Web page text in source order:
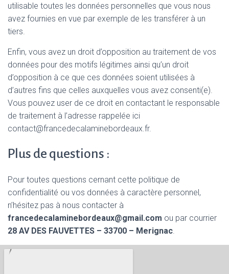
utilisable toutes les données personnelles que vous nous
avez fournies en vue par exemple de les transférer à un
tiers.
Enfin, vous avez un droit d’opposition au traitement de vos
données pour des motifs légitimes ainsi qu’un droit
d’opposition à ce que ces données soient utilisées à
d’autres fins que celles auxquelles vous avez consenti(e).
Vous pouvez user de ce droit en contactant le responsable
de traitement à l’adresse rappelée ici
contact@francedecalaminebordeaux.fr.
Plus de questions :
Pour toutes questions cernant cette politique de
confidentialité ou vos données à caractère personnel,
n’hésitez pas à nous contacter à
francedecalaminebordeaux@gmail.com ou par courrier
28 AV DES FAUVETTES – 33700 – Merignac.